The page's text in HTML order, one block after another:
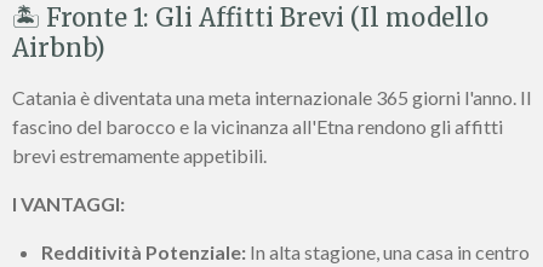
🏝️ Fronte 1: Gli Affitti Brevi (Il modello
Airbnb)
Catania è diventata una meta internazionale 365 giorni l'anno. Il
fascino del barocco e la vicinanza all'Etna rendono gli affitti
brevi estremamente appetibili.
I VANTAGGI:
Redditività Potenziale: In alta stagione, una casa in centro